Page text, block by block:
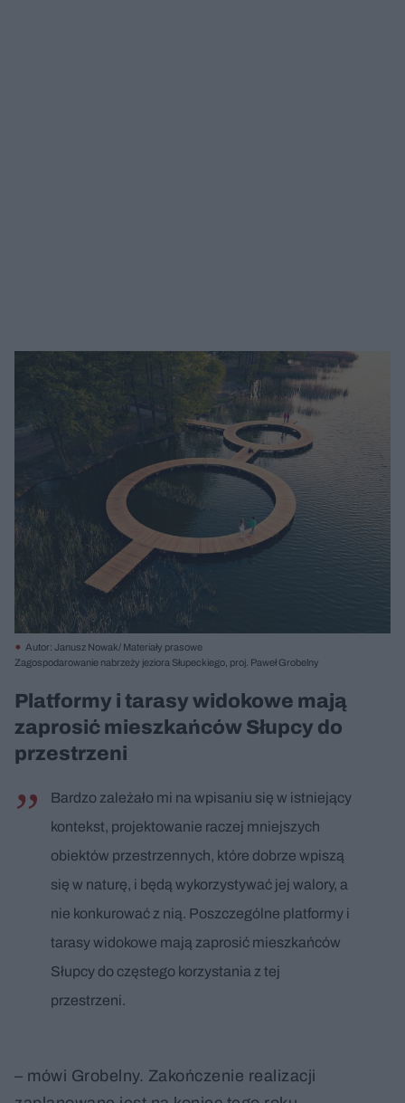
Autor: Janusz Nowak/ Materiały prasowe
Zagospodarowanie nabrzeży jeziora Słupeckiego, proj. Paweł Grobelny
Platformy i tarasy widokowe mają
zaprosić mieszkańców Słupcy do
przestrzeni
Bardzo zależało mi na wpisaniu się w istniejący
kontekst, projektowanie raczej mniejszych
obiektów przestrzennych, które dobrze wpiszą
się w naturę, i będą wykorzystywać jej walory, a
nie konkurować z nią. Poszczególne platformy i
tarasy widokowe mają zaprosić mieszkańców
Słupcy do częstego korzystania z tej
przestrzeni.
– mówi Grobelny. Zakończenie realizacji